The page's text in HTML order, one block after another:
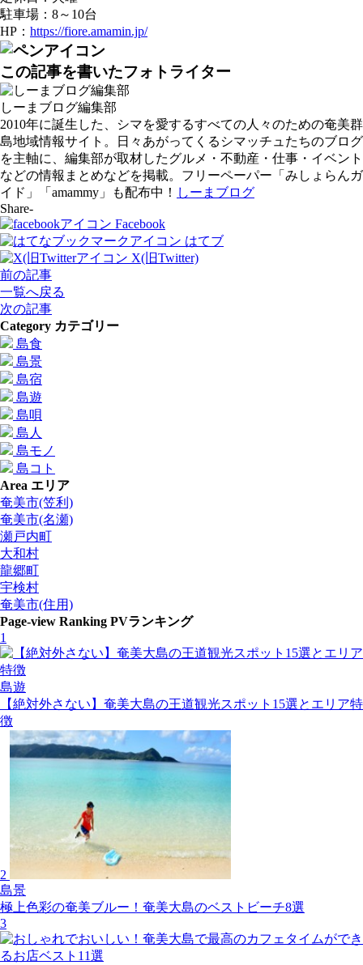
駐車場：8～10台
HP： https://fiore.amamin.jp/
この記事を書いたフォトライター
しーまブログ編集部
2010年に誕生した、シマを愛するすべての人々のための奄美群
島地域情報サイト。日々あがってくるシマッチュたちのブログ
を主軸に、編集部が取材したグルメ・不動産・仕事・イベント
などの情報まとめなどを掲載。フリーペーパー「みしょらんガ
イド」「amammy」も配布中！ しーまブログ
Share-
Facebook
はてブ
X(旧Twitter)
前の記事
一覧へ戻る
次の記事
Category カテゴリー
島食
島景
島宿
島遊
島唄
島人
島モノ
島コト
Area エリア
奄美市(笠利)
奄美市(名瀬)
瀬戸内町
大和村
龍郷町
宇検村
奄美市(住用)
Page-view Ranking PVランキング
1
島遊
【絶対外さない】奄美大島の王道観光スポット15選とエリア特
徴
2
島景
極上色彩の奄美ブルー！奄美大島のベストビーチ8選
3